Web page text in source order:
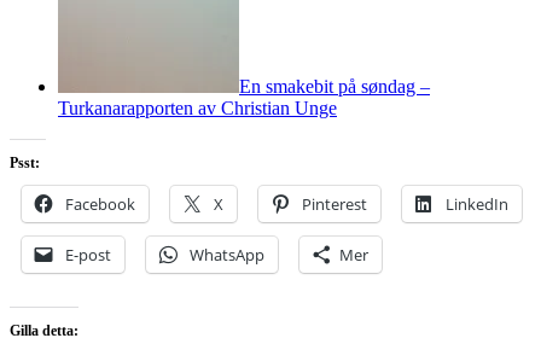
En smakebit på søndag –
Turkanarapporten av Christian Unge
Psst:
Facebook X Pinterest LinkedIn
E-post WhatsApp Mer
Gilla detta: